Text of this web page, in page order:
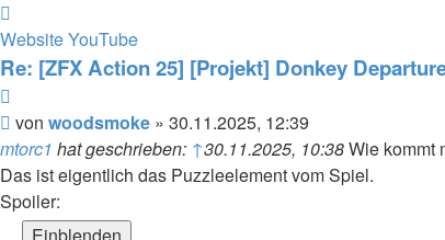
von
woodsmoke
WebsiteYouTube
Re: [ZFX Action 25] [Projekt] Donkey
Beitrag
von woodsmoke » 30.11.2025, 12:39
mtorc1 hat geschrieben: ↑30.11.2025, 10:38Wie kommt
Das ist eigentlich das Puzzleelement vom Spiel.
Spoiler: